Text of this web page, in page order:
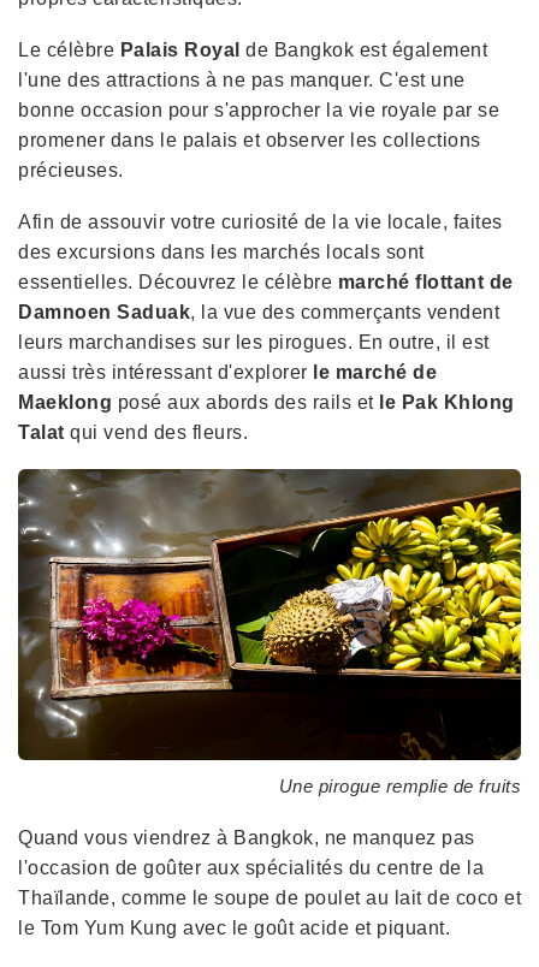
Le célèbre Palais Royal de Bangkok est également
l'une des attractions à ne pas manquer. C'est une
bonne occasion pour s'approcher la vie royale par se
promener dans le palais et observer les collections
précieuses.
Afin de assouvir votre curiosité de la vie locale, faites
des excursions dans les marchés locals sont
essentielles. Découvrez le célèbre marché flottant de
Damnoen Saduak, la vue des commerçants vendent
leurs marchandises sur les pirogues. En outre, il est
aussi très intéressant d'explorer le marché de
Maeklong posé aux abords des rails et le Pak Khlong
Talat qui vend des fleurs.
Une pirogue remplie de fruits
Quand vous viendrez à Bangkok, ne manquez pas
l'occasion de goûter aux spécialités du centre de la
Thaïlande, comme le soupe de poulet au lait de coco et
le Tom Yum Kung avec le goût acide et piquant.